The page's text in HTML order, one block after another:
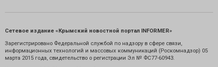
Сетевое издание «Крымский новостной портал INFORMER»
Зарегистрировано Федеральной службой по надзору в сфере связи,
информационных технологий и массовых коммуникаций (Роскомнадзор) 05
марта 2015 года, свидетельство о регистрации Эл № ФС77-60943.